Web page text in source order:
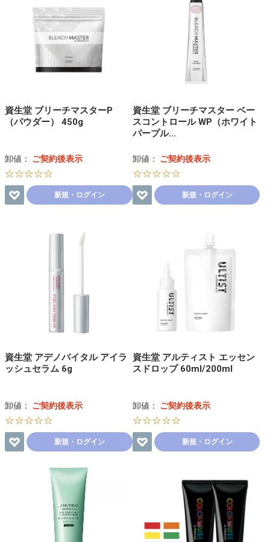
資生堂 ブリーチマスターP
（パウダー） 450g
卸値： ご契約後表示
☆☆☆☆☆
新規・ログイン
資生堂 ブリーチマスター ベー
スコントロール WP（ホワイト
パープル…
卸値： ご契約後表示
☆☆☆☆☆
新規・ログイン
資生堂 アデノバイタル アイラ
ッシュセラム 6g
卸値： ご契約後表示
☆☆☆☆☆
新規・ログイン
資生堂 アルティスト エッセン
スドロップ 60ml/200ml
卸値： ご契約後表示
☆☆☆☆☆
新規・ログイン